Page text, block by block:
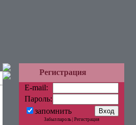
Регистрация
E-mail:
Пароль:
запомнить
Забыл пароль | Регистрация